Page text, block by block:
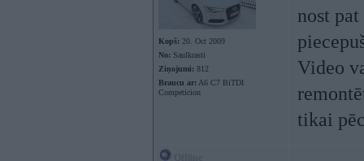
Kopš: 20. Oct 2009
No: Saulkrasti
Ziņojumi: 812
Braucu ar: A6 C7 BiTDI
Competicion
nost
Video
tikai